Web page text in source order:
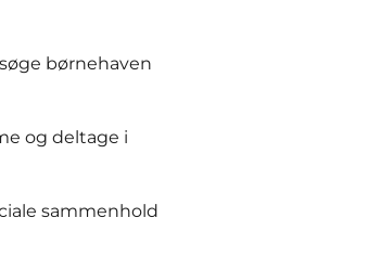
børnehaven
og deltage i
sammenhold